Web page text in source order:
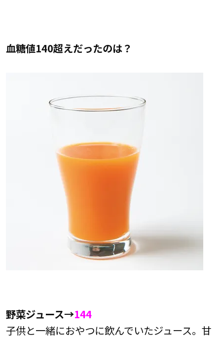
血糖値140超えだったのは？
野菜ジュース→144
子供と一緒におやつに飲んでいたジュース。甘